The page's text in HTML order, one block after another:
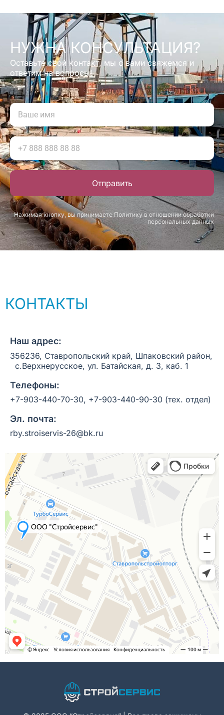
НУЖНА КОНСУЛЬТАЦИЯ?
Оставьте свой контакт, мы с вами свяжемся и
ответим на вопросы!
Отправить
Нажимая кнопку, вы принимаете Политику в отношении обработки
персональных данных
КОНТАКТЫ
Наш адрес:
356236, Ставропольский край, Шпаковский район,
с.Верхнерусское, ул. Батайская, д. 3, каб. 1
Телефоны:
+7-903-440-70-30, +7-903-440-90-30 (тех. отдел)
Эл. почта:
rby.stroiservis-26@bk.ru